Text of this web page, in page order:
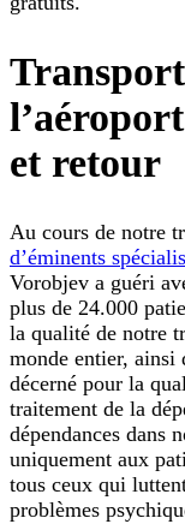
et retour
Au cours de notre
d’éminents
Vorobjev a guéri
plus de 24.000
la qualité de notre
monde entier,
décerné pour la
traitement de la
dépendances dans
uniquement aux
tous ceux qui
problèmes